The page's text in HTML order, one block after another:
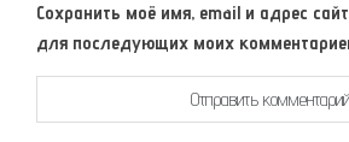
Сохранить моё имя, email и адрес
для последующих моих